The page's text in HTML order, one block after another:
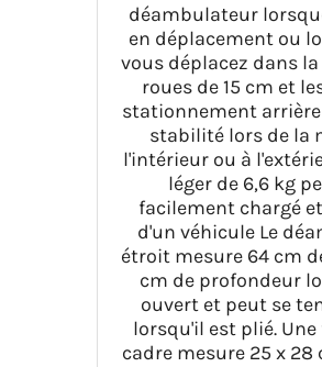
déambulateur
en déplacement ou
vous déplacez dans
roues de 15 cm et
stationnement
stabilité lors de la
l'intérieur ou à
léger de 6,6 kg
facilement chargé
d'un véhicule Le
étroit mesure 64 cm
cm de profondeur
ouvert et peut se
lorsqu'il est plié.
cadre mesure 25 x